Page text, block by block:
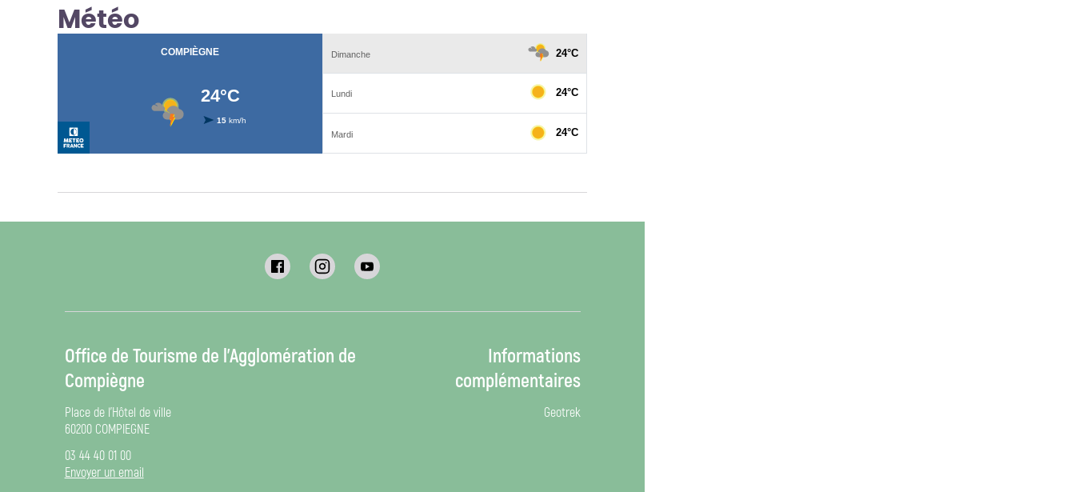
Météo
Office de Tourisme de l’Agglomération de
Compiègne
Place de l’Hôtel de ville
60200 COMPIEGNE
03 44 40 01 00
Envoyer un email
Informations
complémentaires
Geotrek